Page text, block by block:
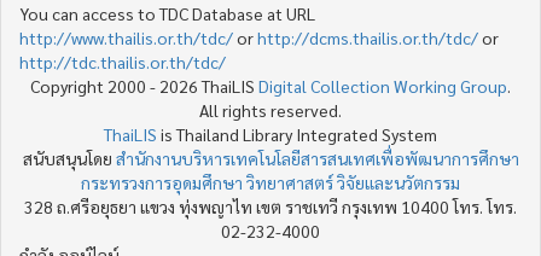
You can access to TDC Database at URL
http://www.thailis.or.th/tdc/orhttp://dcms.thailis.or.th/tdc/or
http://tdc.thailis.or.th/tdc/
Copyright 2000 - 2026 ThaiLIS Digital Collection Working Group
All rights reserved.
ThaiLIS is Thailand Library Integrated System
สนับสนุนโดย สำนักงานบริหารเทคโนโลยีสารสนเทศเพื่อพัฒนาการศึกษา
กระทรวงการอุดมศึกษา วิทยาศาสตร์ วิจัยและนวัตกรรม
328 ถ.ศรีอยุธยา แขวง ทุ่งพญาไท เขต ราชเทวี กรุงเทพ 10400 โทร. โทร.
02-232-4000